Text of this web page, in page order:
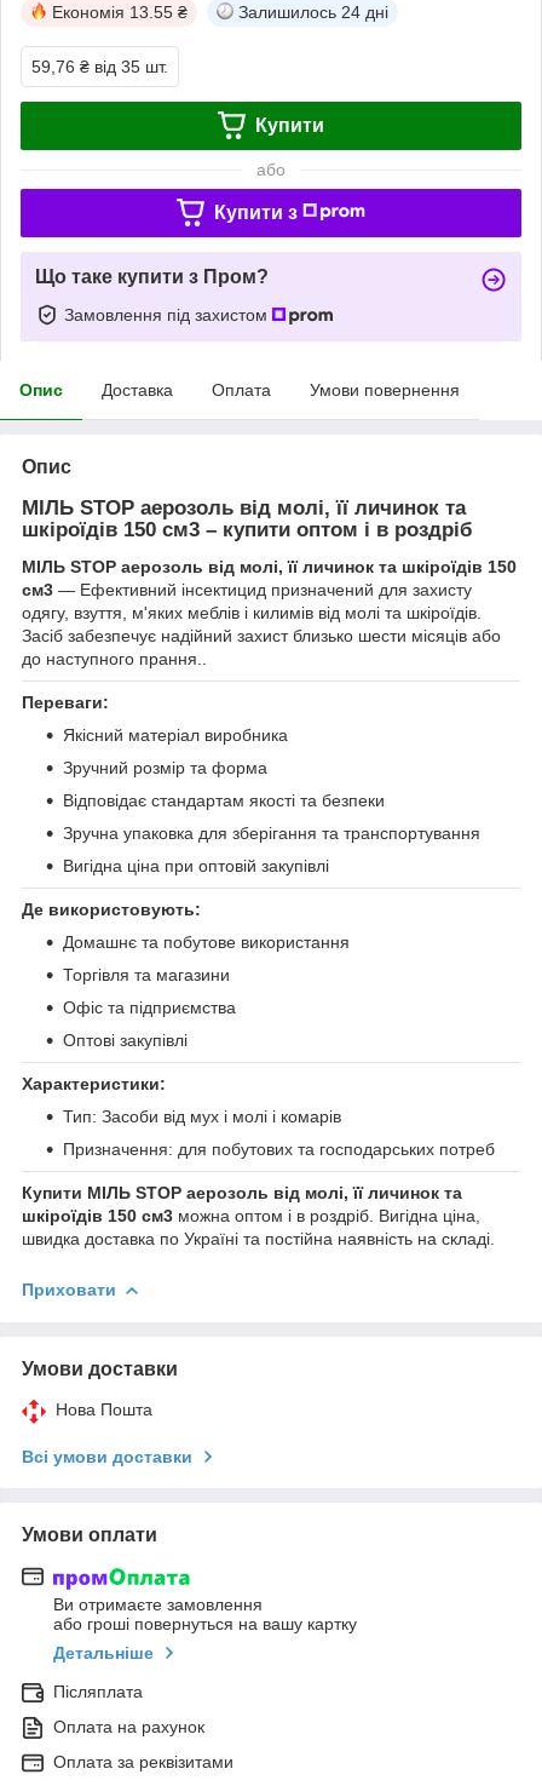
Економія 13.55 ₴ Залишилось 24 дні
59,76 ₴ від 35 шт.
Купити
або
Купити з
Що таке купити з Пром?
Замовлення під захистом
Опис Доставка Оплата Умови повернення
Опис
МІЛЬ STOP аерозоль від молі, її личинок та
шкіроїдів 150 см3 – купити оптом і в роздріб
МІЛЬ STOP аерозоль від молі, її личинок та шкіроїдів 150
см3 — Ефективний інсектицид призначений для захисту
одягу, взуття, м'яких меблів і килимів від молі та шкіроїдів.
Засіб забезпечує надійний захист близько шести місяців або
до наступного прання..
Переваги:
Якісний матеріал виробника
Зручний розмір та форма
Відповідає стандартам якості та безпеки
Зручна упаковка для зберігання та транспортування
Вигідна ціна при оптовій закупівлі
Де використовують:
Домашнє та побутове використання
Торгівля та магазини
Офіс та підприємства
Оптові закупівлі
Характеристики:
Тип: Засоби від мух і молі і комарів
Призначення: для побутових та господарських потреб
Купити МІЛЬ STOP аерозоль від молі, її личинок та
шкіроїдів 150 см3 можна оптом і в роздріб. Вигідна ціна,
швидка доставка по Україні та постійна наявність на складі.
Приховати
Умови доставки
Нова Пошта
Всі умови доставки
Умови оплати
Ви отримаєте замовлення
або гроші повернуться на вашу картку
Детальніше
Післяплата
Оплата на рахунок
Оплата за реквізитами